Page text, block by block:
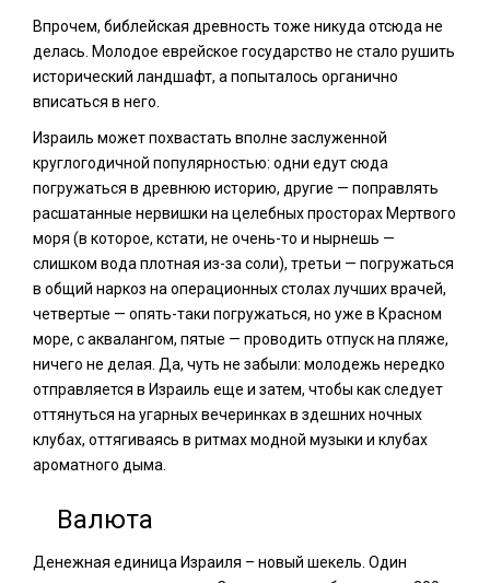
Впрочем, библейская древность тоже никуда отсюда не
делась. Молодое еврейское государство не стало рушить
исторический ландшафт, а попыталось органично
вписаться в него.
Израиль может похвастать вполне заслуженной
круглогодичной популярностью: одни едут сюда
погружаться в древнюю историю, другие — поправлять
расшатанные нервишки на целебных просторах Мертвого
моря (в которое, кстати, не очень-то и нырнешь —
слишком вода плотная из-за соли), третьи — погружаться
в общий наркоз на операционных столах лучших врачей,
четвертые — опять-таки погружаться, но уже в Красном
море, с аквалангом, пятые — проводить отпуск на пляже,
ничего не делая. Да, чуть не забыли: молодежь нередко
отправляется в Израиль еще и затем, чтобы как следует
оттянуться на угарных вечеринках в здешних ночных
клубах, оттягиваясь в ритмах модной музыки и клубах
ароматного дыма.
Валюта
Денежная единица Израиля – новый шекель. Один